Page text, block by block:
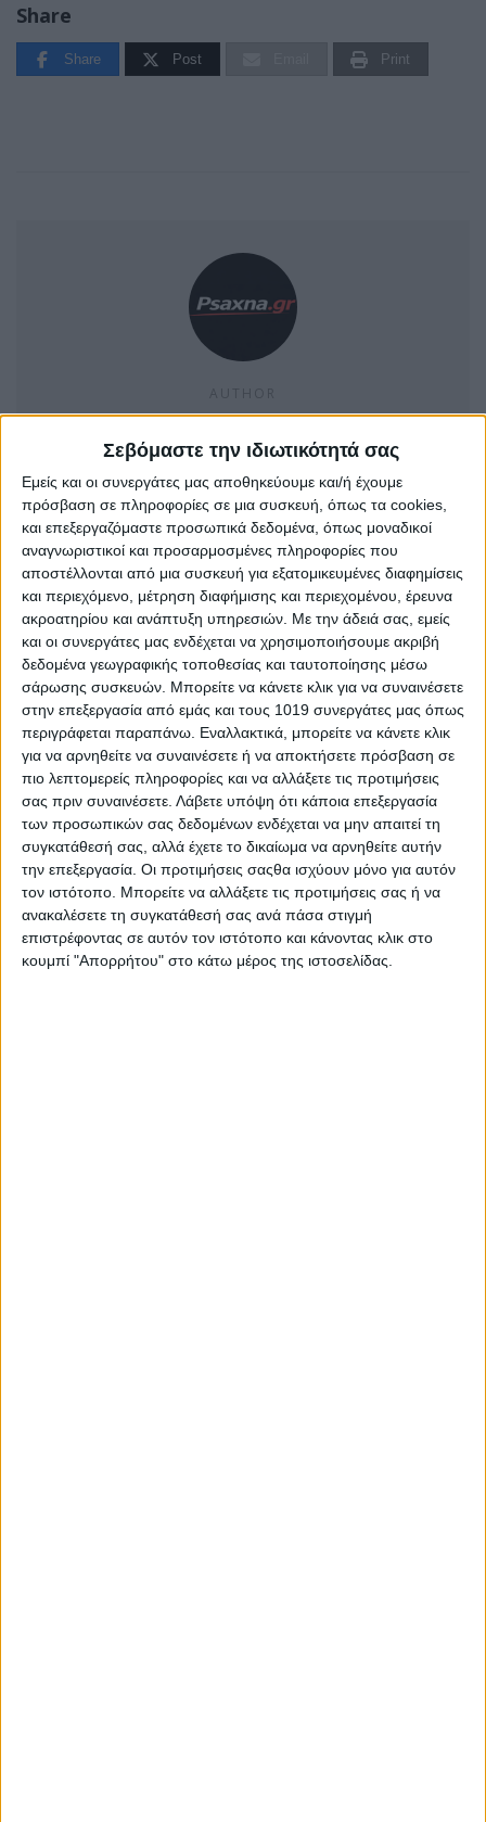
Σεβόμαστε την ιδιωτικότητά σας
Εμείς και οι συνεργάτες μας αποθηκεύουμε και/ή έχουμε
πρόσβαση σε πληροφορίες σε μια συσκευή, όπως τα cookies,
και επεξεργαζόμαστε προσωπικά δεδομένα, όπως μοναδικοί
αναγνωριστικοί και προσαρμοσμένες πληροφορίες που
αποστέλλονται από μια συσκευή για εξατομικευμένες διαφημίσεις
και περιεχόμενο, μέτρηση διαφήμισης και περιεχομένου, έρευνα
ακροατηρίου και ανάπτυξη υπηρεσιών. Με την άδειά σας, εμείς
και οι συνεργάτες μας ενδέχεται να χρησιμοποιήσουμε ακριβή
δεδομένα γεωγραφικής τοποθεσίας και ταυτοποίησης μέσω
σάρωσης συσκευών. Μπορείτε να κάνετε κλικ για να συναινέσετε
στην επεξεργασία από εμάς και τους 1019 συνεργάτες μας όπως
περιγράφεται παραπάνω. Εναλλακτικά, μπορείτε να κάνετε κλικ
για να αρνηθείτε να συναινέσετε ή να αποκτήσετε πρόσβαση σε
πιο λεπτομερείς πληροφορίες και να αλλάξετε τις προτιμήσεις
σας πριν συναινέσετε. Λάβετε υπόψη ότι κάποια επεξεργασία
των προσωπικών σας δεδομένων ενδέχεται να μην απαιτεί τη
συγκατάθεσή σας, αλλά έχετε το δικαίωμα να αρνηθείτε αυτήν
την επεξεργασία. Οι προτιμήσεις σαςθα ισχύουν μόνο για αυτόν
τον ιστότοπο. Μπορείτε να αλλάξετε τις προτιμήσεις σας ή να
ανακαλέσετε τη συγκατάθεσή σας ανά πάσα στιγμή
επιστρέφοντας σε αυτόν τον ιστότοπο και κάνοντας κλικ στο
κουμπί "Απορρήτου" στο κάτω μέρος της ιστοσελίδας.
Share
Share Post Print
Psaxna.gr
TRENDING NOW
Ο Φειδίας Παναγιώτου πήγε με σορτσάκι σε
εκδήλωση μνήμης για τους δολοφονημένους
Κύπριους ήρωες Ισαάκ – Σολωμού
Psaxna.gr 9 ΑΥΓΟΎΣΤΟΥ 2026